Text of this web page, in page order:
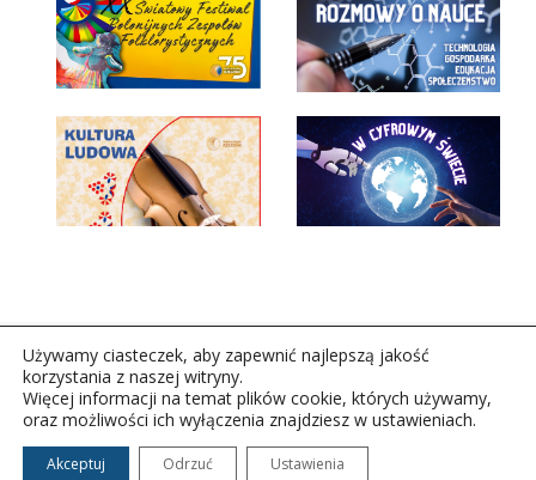
Copyright © 2026Polskie Radio Rzeszów S.A. w likwidacj.
Wszelkie prawa zastrzeżone.
Używamy ciasteczek, aby zapewnić najlepszą jakość
korzystania z naszej witryny.
Więcej informacji na temat plików cookie, których używamy,
oraz możliwości ich wyłączenia znajdziesz w ustawieniach.
Akceptuj Odrzuć Ustawienia